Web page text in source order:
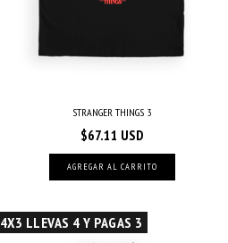
STRANGER THINGS 3
$67.11 USD
AGREGAR AL CARRITO
4X3 LLEVAS 4 Y PAGAS 3